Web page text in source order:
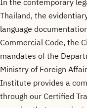
In the contemporary
Thailand, the
language
Commercial Code, the
mandates of the
Ministry of Foreign
Institute provides a
through our Certified